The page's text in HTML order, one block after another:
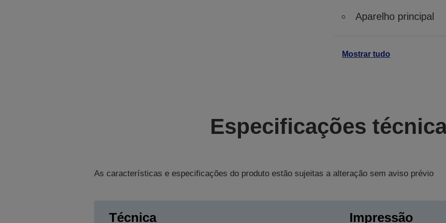
Aparelho principal
Mostrar tudo
Especificações
As características e especificações do produto estão sujeitas a alteração sem aviso prévio
Técnica Impressão